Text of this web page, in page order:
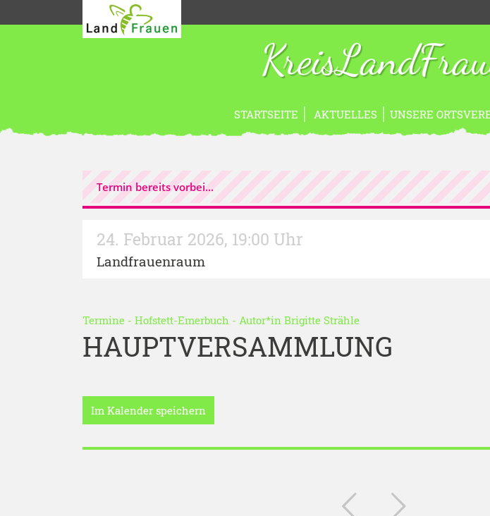
STARTSEITE AKTUELLES UNSERE
Termin bereits vorbei...
24. Februar 2026, 19:00 Uhr
Landfrauenraum
Termine - Hofstett-Emerbuch - Autor*in Brigitte Strähle
HAUPTVERSAMMLUNG
Im Kalender speichern